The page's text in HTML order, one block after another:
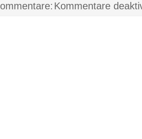
Kommentare